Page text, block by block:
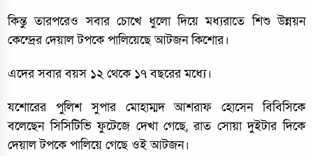
কিন্তু তারপরেও সবার চোখে ধুলো দিয়ে মধ্যরাতে শিশু উন্নয়ন
কেন্দ্রের দেয়াল টপকে পালিয়েছে আটজন কিশোর।
এদের সবার বয়স ১২ থেকে ১৭ বছরের মধ্যে।
যশোরের পুলিশ সুপার মোহাম্মদ আশরাফ হোসেন বিবিসিকে
বলেছেন সিসিটিভি ফুটেজে দেখা গেছে, রাত সোয়া দুইটার দিকে
দেয়াল টপকে পালিয়ে গেছে ওই আটজন।